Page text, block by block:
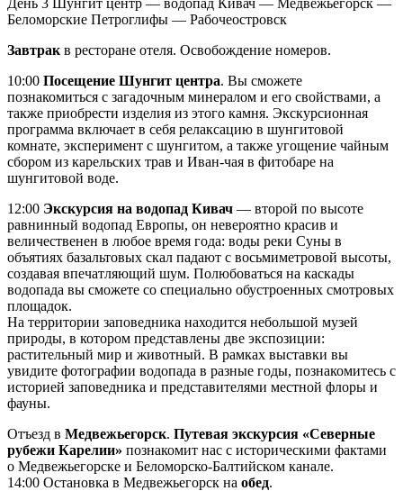
Беломорские Петроглифы — Рабочеостровск
Завтрак в ресторане отеля. Освобождение номеров.
10:00 Посещение Шунгит центра. Вы сможете
познакомиться с загадочным минералом и его свойствами, а
также приобрести изделия из этого камня. Экскурсионная
программа включает в себя релаксацию в шунгитовой
комнате, эксперимент с шунгитом, а также угощение чайным
сбором из карельских трав и Иван-чая в фитобаре на
шунгитовой воде.
12:00 Экскурсия на водопад Кивач — второй по высоте
равнинный водопад Европы, он невероятно красив и
величественен в любое время года: воды реки Суны в
объятиях базальтовых скал падают с восьмиметровой высоты,
создавая впечатляющий шум. Полюбоваться на каскады
водопада вы сможете со специально обустроенных смотровых
площадок.
На территории заповедника находится небольшой музей
природы, в котором представлены две экспозиции:
растительный мир и животный. В рамках выставки вы
увидите фотографии водопада в разные годы, познакомитесь с
историей заповедника и представителями местной флоры и
фауны.
Отъезд в Медвежьегорск. Путевая экскурсия «Северные
рубежи Карелии» познакомит нас с историческими фактами
о Медвежьегорске и Беломорско-Балтийском канале.
14:00 Остановка в Медвежьегорск на обед.